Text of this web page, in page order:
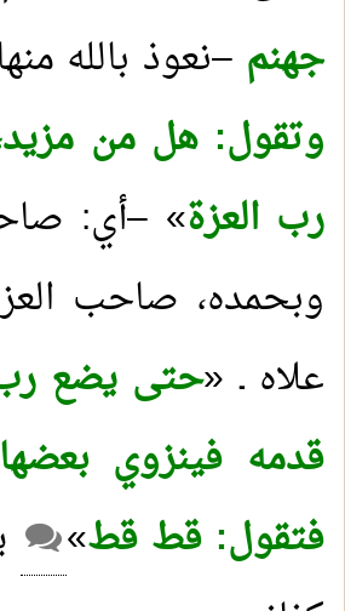
جهنم –نعوذ بالله
وتقول: هل من
رب العزة» –أي:
وبحمده، صاحب
علاه ـ «حتى يضع رب
قدمه فينزوي
فتقول: قط قط»